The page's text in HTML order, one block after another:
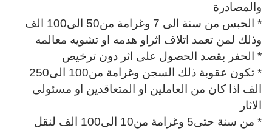
والمصادرة
* الحبس من سنة الى 7 وغرامة من50 الى100 الف
وذلك لمن تعمد اتلاف اثراو هدمه او تشويه معالمه
* الحفر بقصد الحصول على اثر دون ترخيص
* تكون عقوبة ذلك السجن وغرامة من100 الى250
الف اذا كان من العاملين او المتعاقدين او مسئولى
الاثار
* من سنة حتى5 وغرامة من10 الى100 الف لنقل